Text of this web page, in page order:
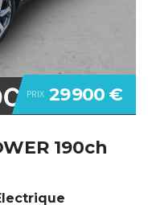
PRIX 29 900 €
190ch